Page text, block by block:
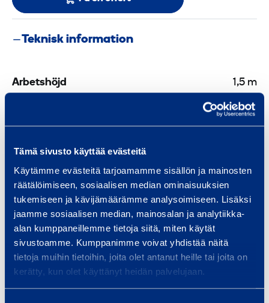
Tämä sivusto käyttää evästeitä
Käytämme evästeitä tarjoamamme sisällön ja mainosten
räätälöimiseen, sosiaalisen median ominaisuuksien
tukemiseen ja kävijämäärämme analysoimiseen. Lisäksi
jaamme sosiaalisen median, mainosalan ja analytiikka-
alan kumppaneillemme tietoja siitä, miten käytät
sivustoamme. Kumppanimme voivat yhdistää näitä
tietoja muihin tietoihin, joita olet antanut heille tai joita on
kerätty, kun olet käyttänyt heidän palvelujaan.
Teknisk information
Arbetshöjd 1,5 m
12,5 kg
Längd
Transportlängd 2,33 m
Transportbredd 0,95 m
Transporthöjd